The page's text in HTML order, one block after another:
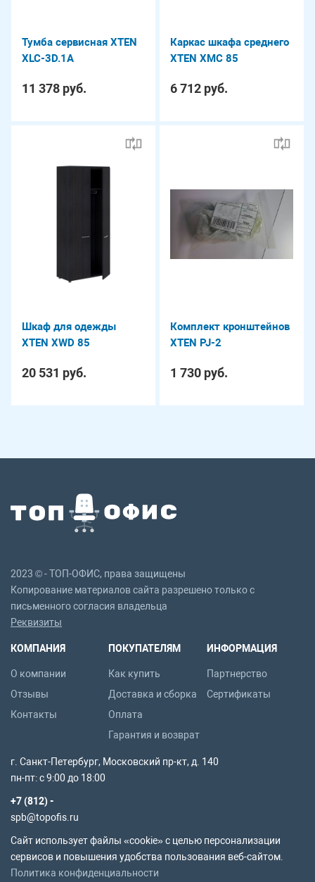
Тумба сервисная XTEN
XLC-3D.1A
11 378 руб.
Каркас шкафа среднего
XTEN XMC 85
6 712 руб.
Шкаф для одежды
XTEN XWD 85
20 531 руб.
Комплект кронштейнов
XTEN PJ-2
1 730 руб.
2023 © - ТОП-ОФИС, права защищены
Копирование материалов сайта разрешено только с
письменного согласия владельца
Реквизиты
КОМПАНИЯ
О компании
Отзывы
Контакты
ПОКУПАТЕЛЯМ
Как купить
Доставка и сборка
Оплата
Гарантия и возврат
ИНФОРМАЦИЯ
Партнерство
Сертификаты
г. Санкт-Петербург, Московский пр-кт, д. 140
пн-пт: с 9:00 до 18:00
+7 (812) -
spb@topofis.ru
Сайт использует файлы «cookie» с целью персонализации
сервисов и повышения удобства пользования веб-сайтом.
Политика конфиденциальности